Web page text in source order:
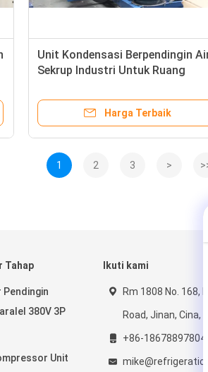
Unit Kondensasi Berpendingin
Sekrup Industri Untuk Ruang
Harga Terbaik
1 2 3 >
Tahap
380V 3P
Unit
Ikuti kami
Rm 1808 No. 168,
Road, Jinan, Cina,
+86-18678897804